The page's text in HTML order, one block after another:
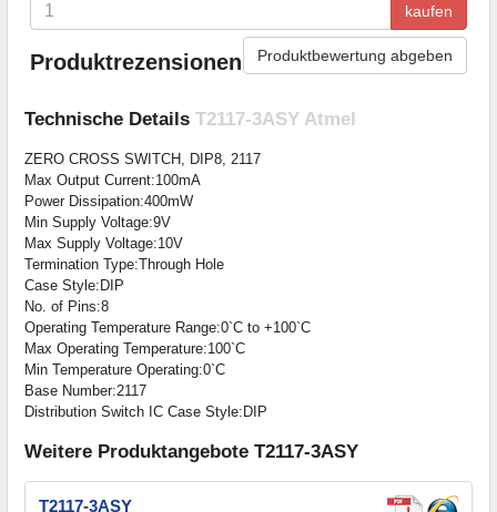
kaufen
Produktrezensionen Produktbewertung abgeben
Technische Details T2117-3ASY Atmel
ZERO CROSS SWITCH, DIP8, 2117
Max Output Current:100mA
Power Dissipation:400mW
Min Supply Voltage:9V
Max Supply Voltage:10V
Termination Type:Through Hole
Case Style:DIP
No. of Pins:8
Operating Temperature Range:0`C to +100`C
Max Operating Temperature:100`C
Min Temperature Operating:0`C
Base Number:2117
Distribution Switch IC Case Style:DIP
Weitere Produktangebote T2117-3ASY
T2117-3ASY